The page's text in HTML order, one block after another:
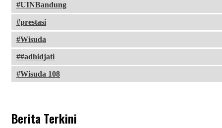
UINBandung
prestasi
Wisuda
#adhidjati
Wisuda 108
Berita Terkini